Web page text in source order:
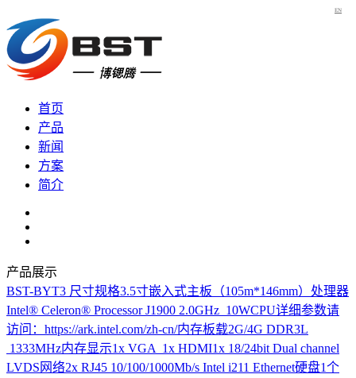
EN
首页
产品
新闻
方案
简介
产品展示
BST-BYT3 尺寸规格3.5寸嵌入式主板（105m*146mm）处理器
Intel® Celeron® Processor J1900 2.0GHz 10WCPU详细参数请
访问：https://ark.intel.com/zh-cn/内存板载2G/4G DDR3L
1333MHz内存显示1x VGA 1x HDMI1x 18/24bit Dual channel
LVDS网络2x RJ45 10/100/1000Mb/s Intel i211 Ethernet硬盘1个